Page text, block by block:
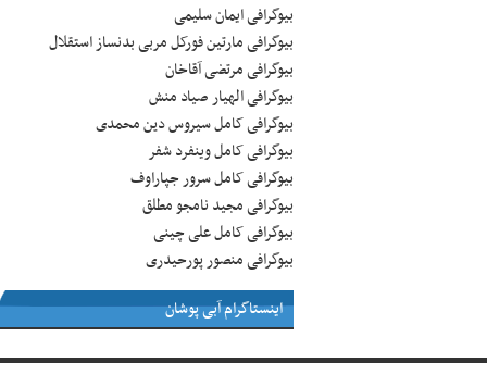
بیوگرافی ایمان سلیمی
بیوگرافی مارتین فورکل مربی بدنساز استقلال
بیوگرافی مرتضی آقاخان
بیوگرافی الهیار صیاد منش
بیوگرافی کامل سیروس دین محمدی
بیوگرافی کامل وینفرد شفر
بیوگرافی کامل سرور جپاراوف
بیوگرافی مجید نامجو مطلق
بیوگرافی کامل علی چینی
بیوگرافی منصور پورحیدری
اینستاگرام آبی پوشان